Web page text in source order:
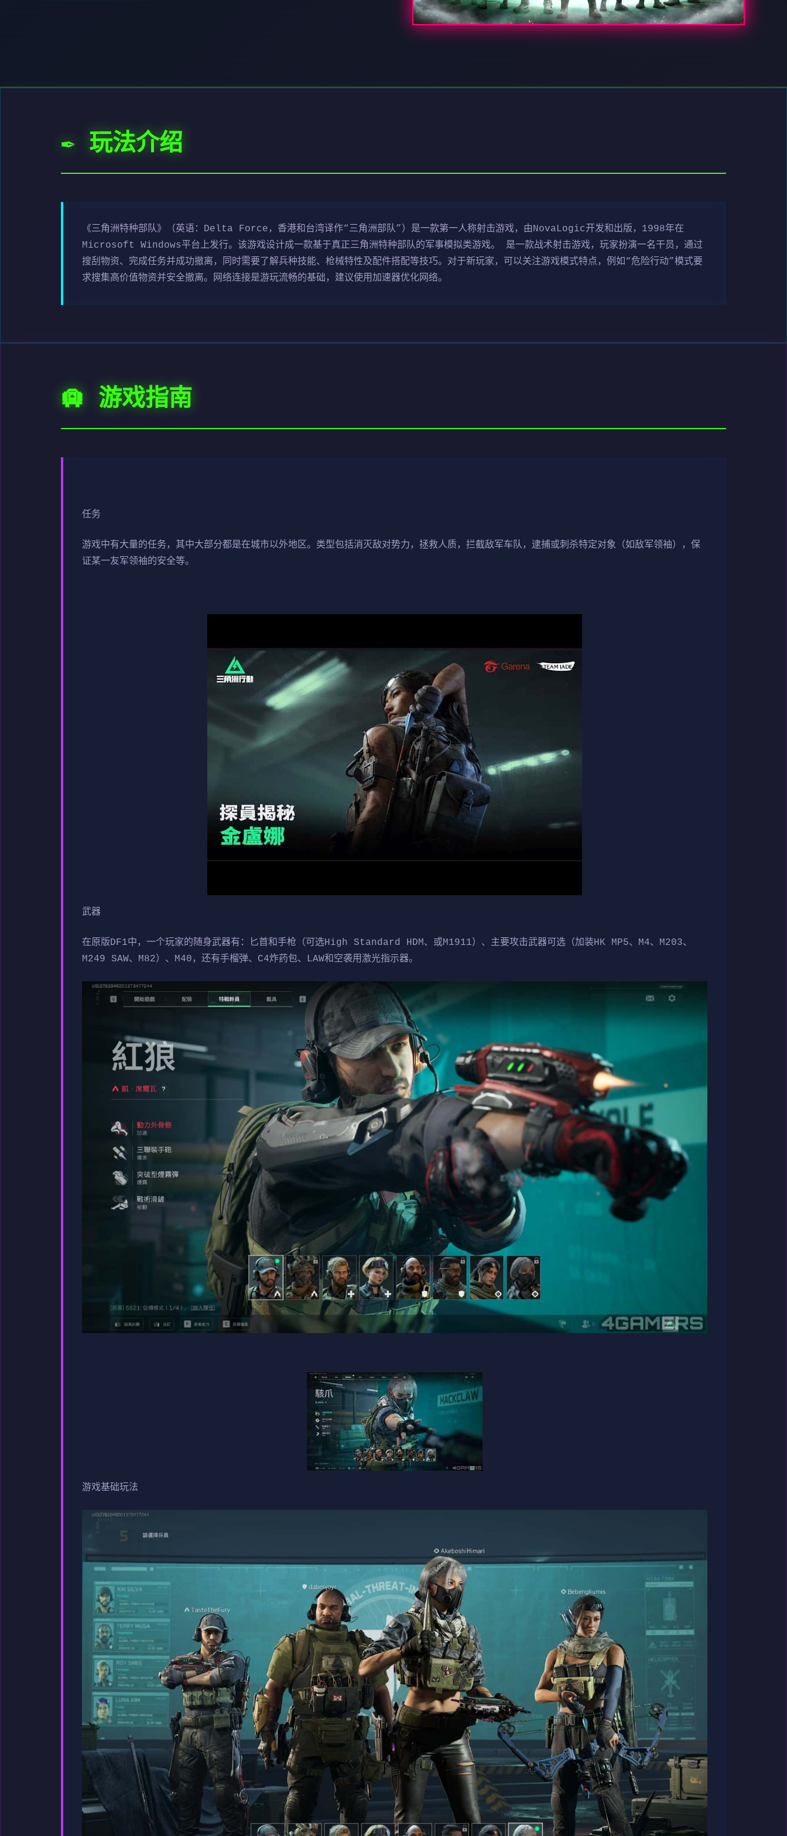
✒️ 玩法介绍
《三角洲特种部队》（英语：Delta Force，香港和台湾译作“三角洲部队”）是一款第一人称射击游戏，由NovaLogic开发和出版，1998年在
Microsoft Windows平台上发行。该游戏设计成一款基于真正三角洲特种部队的军事模拟类游戏。 是一款战术射击游戏，玩家扮演一名干员，通过
搜刮物资、完成任务并成功撤离，同时需要了解兵种技能、枪械特性及配件搭配等技巧。对于新玩家，可以关注游戏模式特点，例如“危险行动”模式要
求搜集高价值物资并安全撤离。网络连接是游玩流畅的基础，建议使用加速器优化网络。
🛄 游戏指南
任务
游戏中有大量的任务，其中大部分都是在城市以外地区。类型包括消灭敌对势力，拯救人质，拦截敌军车队，逮捕或刺杀特定对象（如敌军领袖），保
证某一友军领袖的安全等。
武器
在原版DF1中，一个玩家的随身武器有：匕首和手枪（可选High Standard HDM、或M1911）、主要攻击武器可选（加装HK MP5、M4、M203、
M249 SAW、M82）、M40，还有手榴弹、C4炸药包、LAW和空袭用激光指示器。
游戏基础玩法